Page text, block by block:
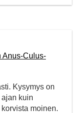
Anus-Culus-
Kysymys on
kuin
moinen.